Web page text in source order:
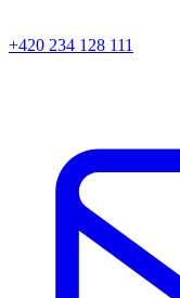
+420 234 128 111